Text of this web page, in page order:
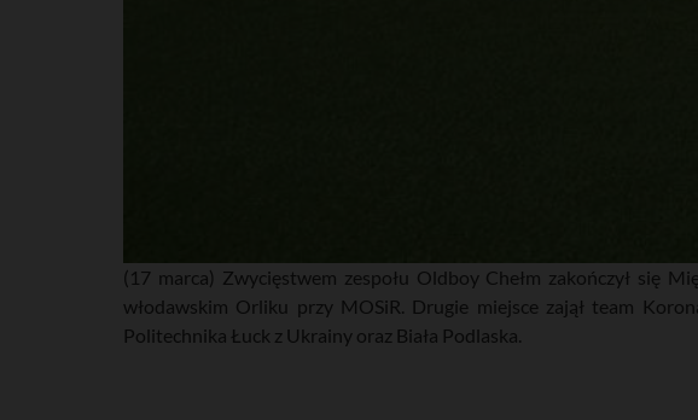
(17 marca) Zwycięstwem zespołu Oldboy Chełm zakończył się
włodawskim Orliku przy MOSiR. Drugie miejsce zajął team
Politechnika Łuck z Ukrainy oraz Biała Podlaska.